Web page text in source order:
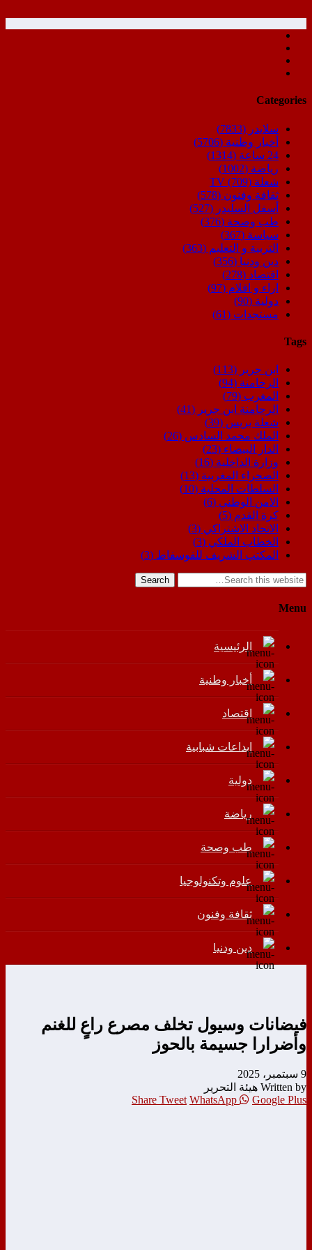
Categories
سلايدر (7833)
أخبار وطنية (5706)
24 ساعة
(1314)
رياضة (1002)
شعلة TV (709)
ثقافة وفنون (578)
أسفل السليدر (527)
طب وصحة (376)
سياسة (367)
التربية و التعليم (363)
دين ودنيا (356)
اقتصاد (278)
اراء و اقلام (97)
دولية (90)
مستجدات (61)
Tags
ابن جرير (113)
الرحامنة (94)
المغرب (79)
الرحامنة ابن جرير (41)
شعلة بريس (39)
الملك محمد السادس (26)
الدار البيضاء (23)
وزارة الداخلية (16)
الصحراء المغربية (13)
السلطات المحلية (10)
الامن الوطني (6)
كرة القدم (5)
الاتحاد الاشتراكي (3)
الخطاب الملكي (3)
المكتب الشريف للفوسفاط (3)
Search
Menu
الرئيسية
أخبار وطنية
اقتصاد
إبداعات شبابية
دولية
رياضة
طب وصحة
علوم وتكنولوجيا
ثقافة وفنون
دين ودنيا
فيضانات وسيول تخلف مصرع راعٍ للغنم
وأضرارا جسيمة بالحوز
9 سبتمبر، 2025
Written by هيئة التحرير
Share Tweet WhatsApp Google Plus